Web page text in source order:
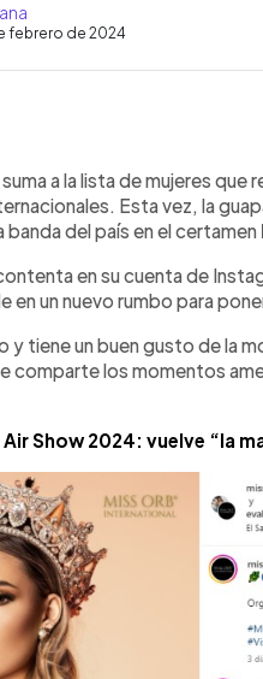
febrero de 2024
a la lista de mujeres que
Esta vez, la
banda del país en el certamen
en su cuenta de
un nuevo rumbo para
y tiene un buen gusto de la
comparte los momentos
Show 2024: vuelve “la